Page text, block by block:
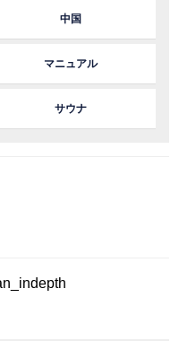
中国
マニュアル
サウナ